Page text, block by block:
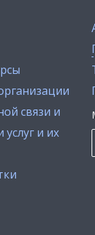
связи и
и их